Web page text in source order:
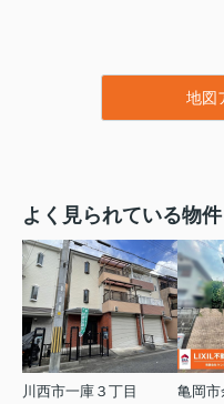
地図
よく見られている物件
川西市一庫３丁目
亀岡市